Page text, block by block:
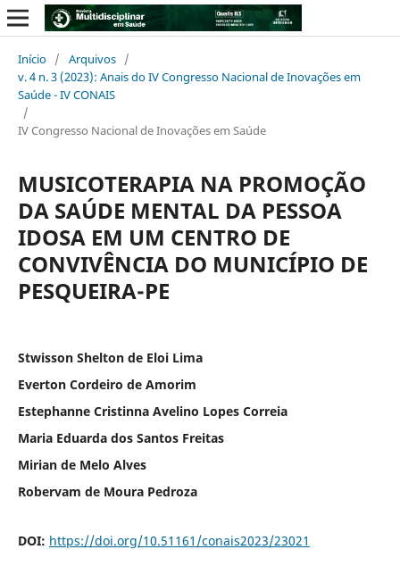
Início / Arquivos /
v. 4 n. 3 (2023): Anais do IV Congresso Nacional de Inovações em
Saúde - IV CONAIS
/
IV Congresso Nacional de Inovações em Saúde
MUSICOTERAPIA NA PROMOÇÃO
DA SAÚDE MENTAL DA PESSOA
IDOSA EM UM CENTRO DE
CONVIVÊNCIA DO MUNICÍPIO DE
PESQUEIRA-PE
Stwisson Shelton de Eloi Lima
Everton Cordeiro de Amorim
Estephanne Cristinna Avelino Lopes Correia
Maria Eduarda dos Santos Freitas
Mirian de Melo Alves
Robervam de Moura Pedroza
DOI: https://doi.org/10.51161/conais2023/23021